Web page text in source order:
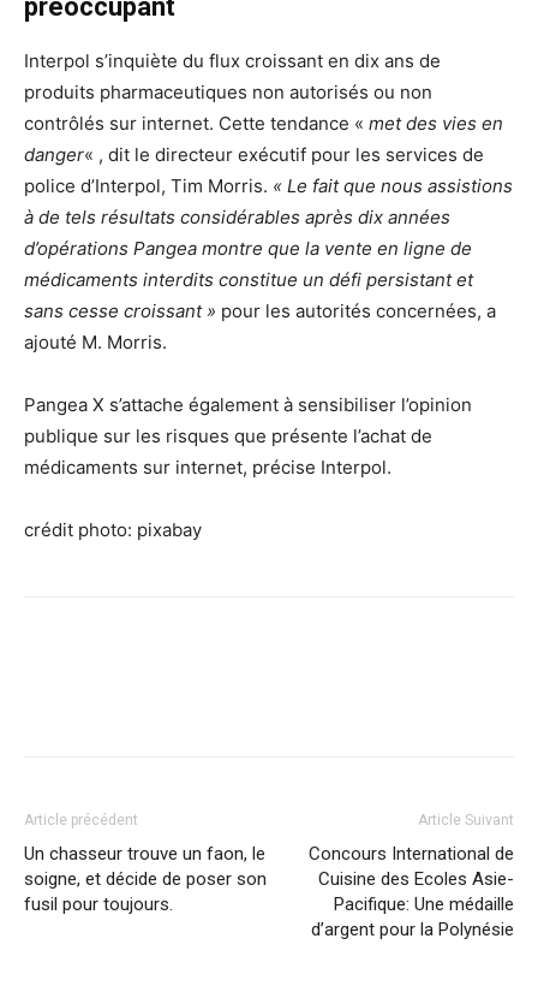
préoccupant
Interpol s’inquiète du flux croissant en dix ans de
produits pharmaceutiques non autorisés ou non
contrôlés sur internet. Cette tendance « met des vies en
danger« , dit le directeur exécutif pour les services de
police d’Interpol, Tim Morris. « Le fait que nous assistions
à de tels résultats considérables après dix années
d’opérations Pangea montre que la vente en ligne de
médicaments interdits constitue un défi persistant et
sans cesse croissant » pour les autorités concernées, a
ajouté M. Morris.
Pangea X s’attache également à sensibiliser l’opinion
publique sur les risques que présente l’achat de
médicaments sur internet, précise Interpol.
crédit photo: pixabay
Article précédent
Un chasseur trouve un faon, le
soigne, et décide de poser son
fusil pour toujours.
Article Suivant
Concours International de
Cuisine des Ecoles Asie-
Pacifique: Une médaille
d’argent pour la Polynésie